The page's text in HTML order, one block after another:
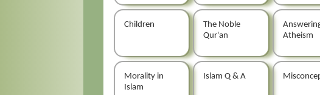
Children
The Noble
Qur'an
Atheism
Morality in
Islam
Islam Q & A